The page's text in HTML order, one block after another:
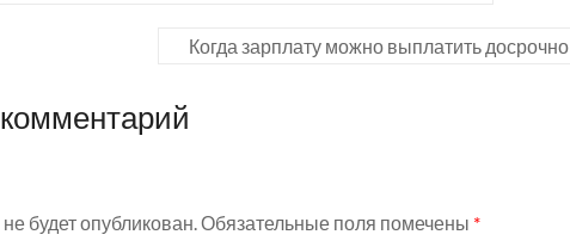
Когда зарплату можно выплатить досрочно
будет опубликован. Обязательные поля помечены *